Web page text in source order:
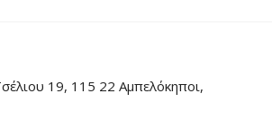
19, 115 22 Αμπελόκηποι,